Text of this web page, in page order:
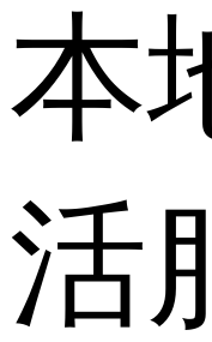
本
活